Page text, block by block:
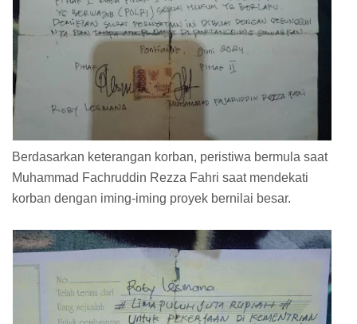
Berdasarkan keterangan korban, peristiwa bermula saat
Muhammad Fachruddin Rezza Fahri saat mendekati
korban dengan iming-iming proyek bernilai besar.